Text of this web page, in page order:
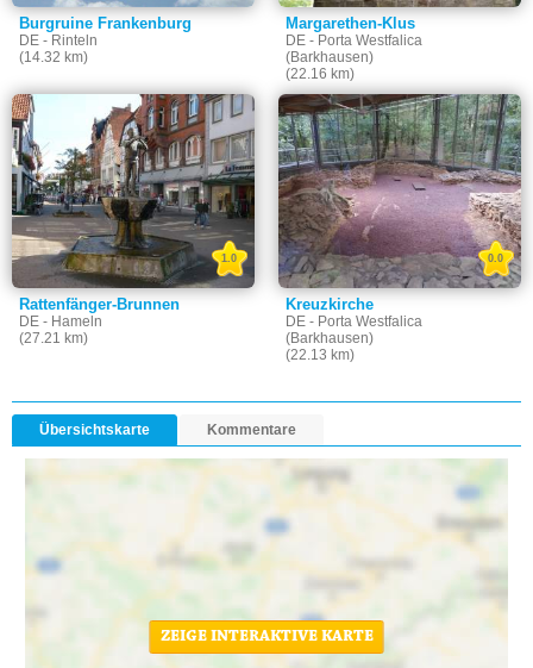
Burgruine Frankenburg
DE - Rinteln
(14.32 km)
Margarethen-Klus
DE - Porta Westfalica
(Barkhausen)
(22.16 km)
Rattenfänger-Brunnen
DE - Hameln
(27.21 km)
1.0
Kreuzkirche
DE - Porta Westfalica
(Barkhausen)
(22.13 km)
0.0
Übersichtskarte Kommentare
ZEIGE INTERAKTIVE KARTE